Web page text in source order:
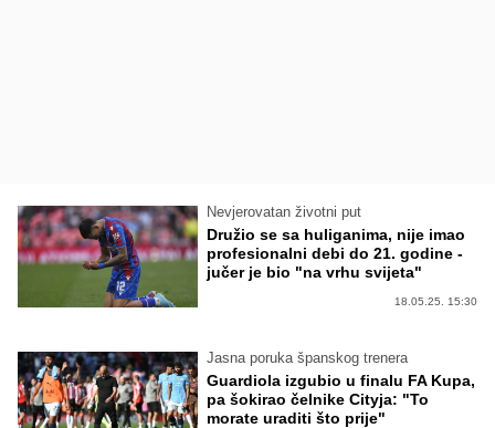
Nevjerovatan životni put
Družio se sa huliganima, nije imao
profesionalni debi do 21. godine -
jučer je bio "na vrhu svijeta"
18.05.25. 15:30
Jasna poruka španskog trenera
Guardiola izgubio u finalu FA Kupa,
pa šokirao čelnike Cityja: "To
morate uraditi što prije"